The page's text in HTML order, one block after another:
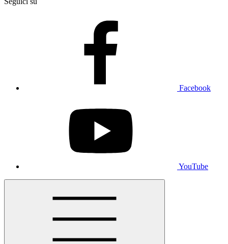
Facebook
YouTube